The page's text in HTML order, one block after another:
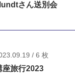
さん送別会
/ 6 枚
座旅行2023